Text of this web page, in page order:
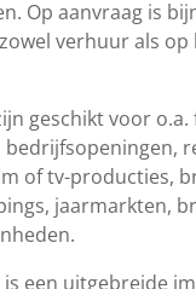
Op aanvraag is
verhuur als op
geschikt voor o.a.
bedrijfsopeningen,
of tv-producties,
jaarmarkten,
een uitgebreide